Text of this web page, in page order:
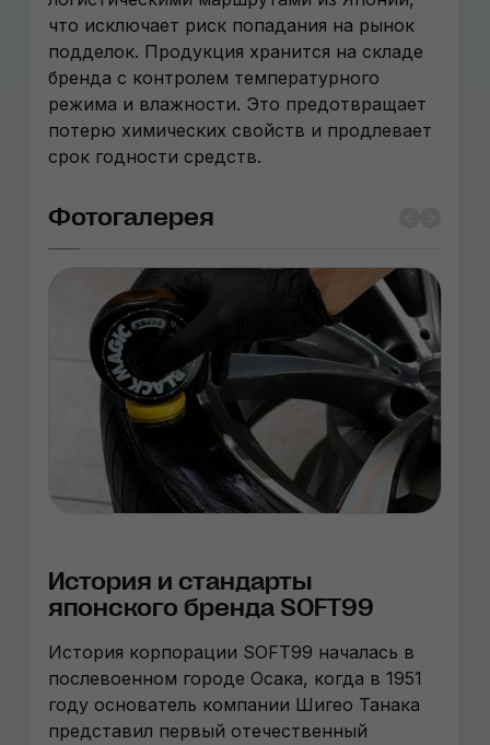
что исключает риск попадания на рынок
подделок. Продукция хранится на складе
бренда с контролем температурного
режима и влажности. Это предотвращает
потерю химических свойств и продлевает
срок годности средств.
Фотогалерея
История и стандарты
японского бренда SOFT99
История корпорации SOFT99 началась в
послевоенном городе Осака, когда в 1951
году основатель компании Шигео Танака
представил первый отечественный